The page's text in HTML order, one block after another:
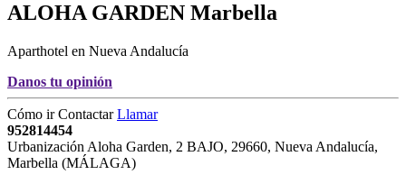
ALOHA GARDEN Marbella
Aparthotel en Nueva Andalucía
Danos tu opinión
Cómo irContactarLlamar
952814454
Urbanización Aloha Garden, 2 BAJO, 29660, Nueva Andalucía,
Marbella (MÁLAGA)